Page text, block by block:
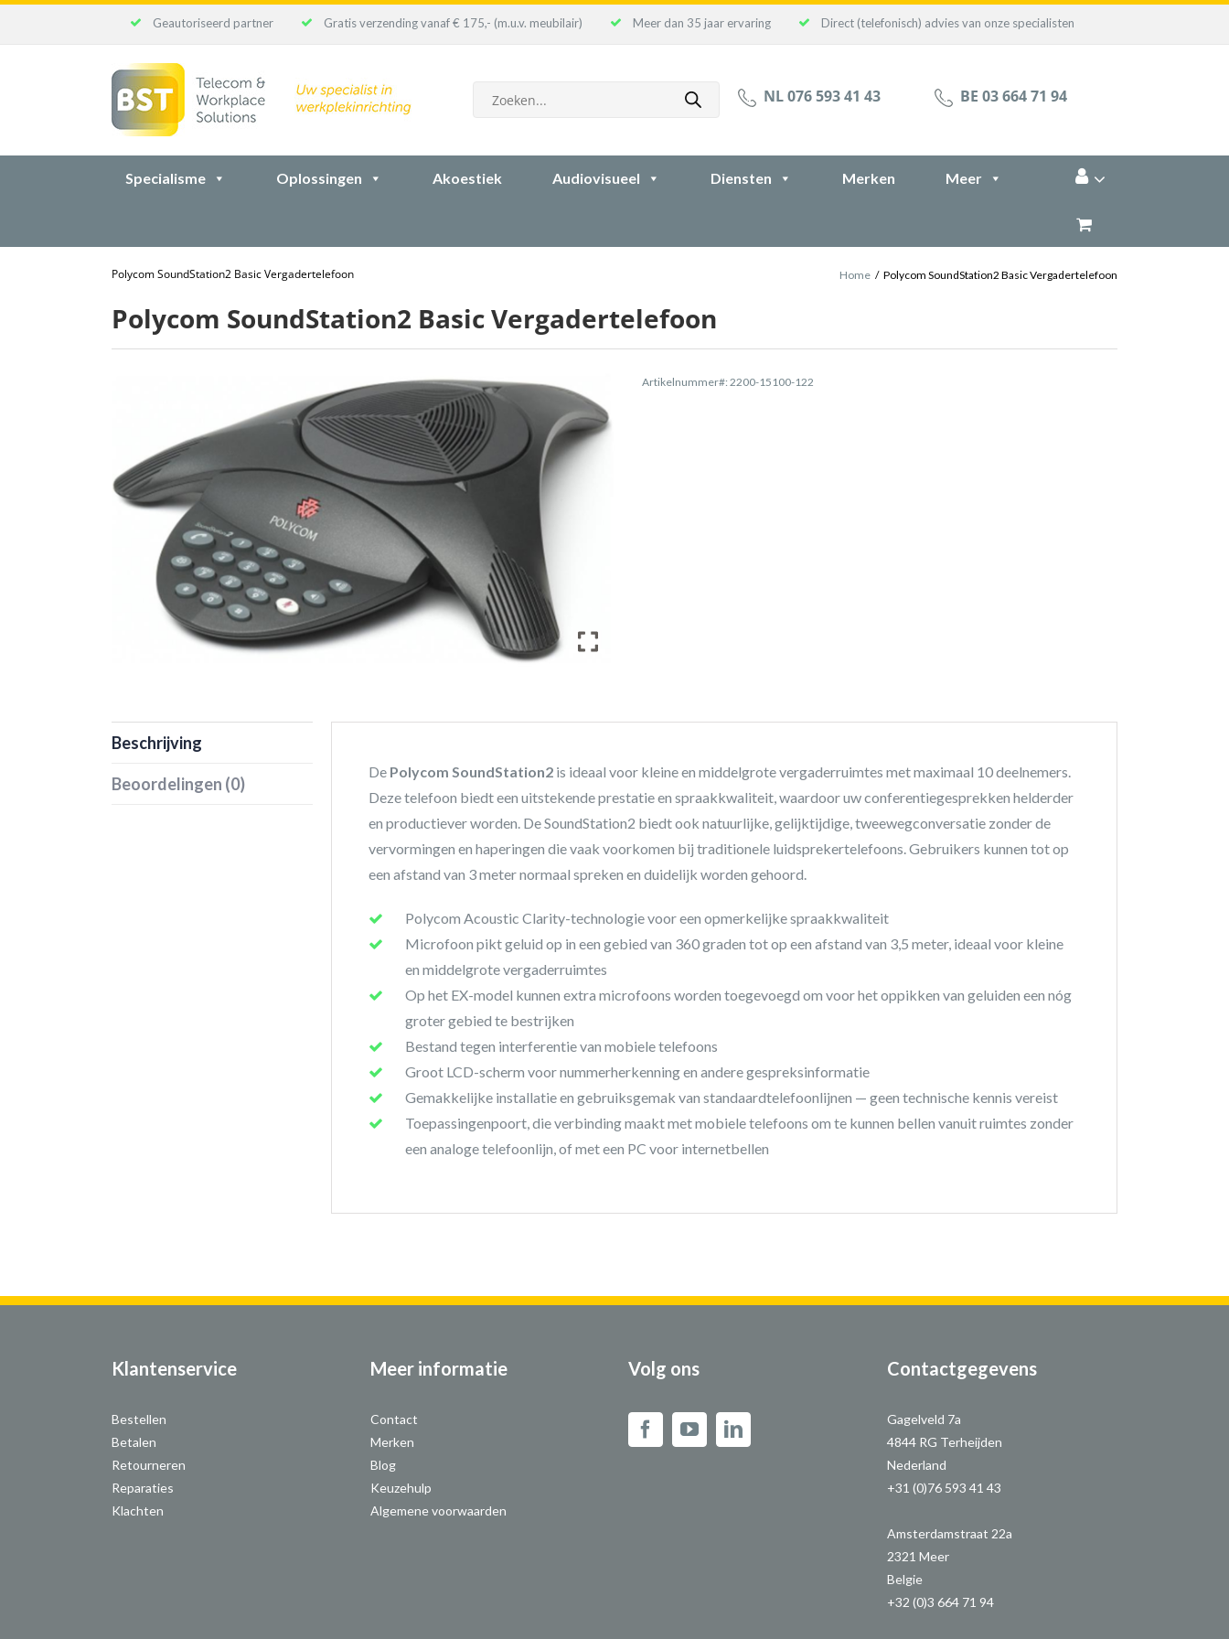
Geautoriseerd partner Gratis verzending vanaf € 175,- (m.u.v. meubilair) Meer dan 35 jaar ervaring Direct (telefonisch) advies van onze specialisten
zoeken NL 076 593 41 43 BE 03 664 71 94
Specialisme Oplossingen Akoestiek Audiovisueel Diensten Merken Meer
Polycom SoundStation2 Basic Vergadertelefoon Home / Polycom SoundStation2 Basic Vergadertelefoon
Polycom SoundStation2 Basic Vergadertelefoon
Artikelnummer#: 2200-15100-122
Beschrijving
Beoordelingen (0)
De Polycom SoundStation2 is ideaal voor kleine en middelgrote vergaderruimtes met maximaal 10 deelnemers.
Deze telefoon biedt een uitstekende prestatie en spraakkwaliteit, waardoor uw conferentiegesprekken helderder
en productiever worden. De SoundStation2 biedt ook natuurlijke, gelijktijdige, tweewegconversatie zonder de
vervormingen en haperingen die vaak voorkomen bij traditionele luidsprekertelefoons. Gebruikers kunnen tot op
een afstand van 3 meter normaal spreken en duidelijk worden gehoord.
Polycom Acoustic Clarity-technologie voor een opmerkelijke spraakkwaliteit
Microfoon pikt geluid op in een gebied van 360 graden tot op een afstand van 3,5 meter, ideaal voor kleine
en middelgrote vergaderruimtes
Op het EX-model kunnen extra microfoons worden toegevoegd om voor het oppikken van geluiden een nóg
groter gebied te bestrijken
Bestand tegen interferentie van mobiele telefoons
Groot LCD-scherm voor nummerherkenning en andere gespreksinformatie
Gemakkelijke installatie en gebruiksgemak van standaardtelefoonlijnen — geen technische kennis vereist
Toepassingenpoort, die verbinding maakt met mobiele telefoons om te kunnen bellen vanuit ruimtes zonder
een analoge telefoonlijn, of met een PC voor internetbellen
Klantenservice
Bestellen
Betalen
Retourneren
Reparaties
Klachten
Meer informatie
Contact
Merken
Blog
Keuzehulp
Algemene voorwaarden
Volg ons Contactgegevens
Gagelveld 7a
4844 RG Terheijden
Nederland
+31 (0)76 593 41 43
Amsterdamstraat 22a
2321 Meer
Belgie
+32 (0)3 664 71 94